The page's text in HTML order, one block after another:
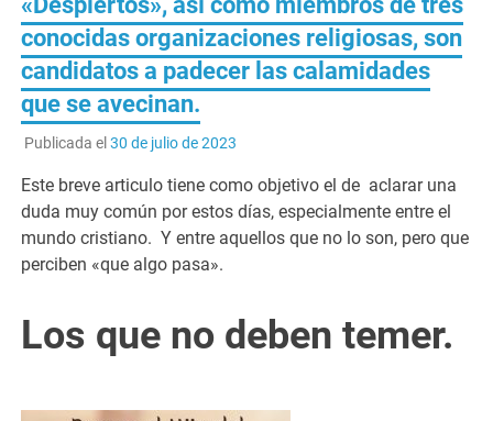
conocidas organizaciones religiosas, son
candidatos a padecer las calamidades
que se avecinan.
Publicada el 30 de julio de 2023
Este breve articulo tiene como objetivo el de aclarar una
duda muy común por estos días, especialmente entre el
mundo cristiano. Y entre aquellos que no lo son, pero que
perciben «que algo pasa».
Los que no deben temer.